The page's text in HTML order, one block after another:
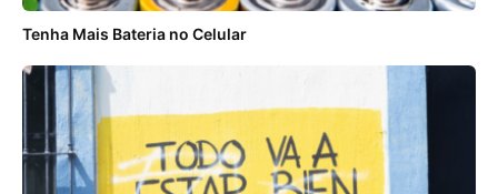
Tenha Mais Bateria no Celular